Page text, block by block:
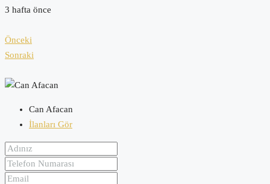
3 hafta önce
Önceki
Sonraki
Can Afacan
İlanları Gör